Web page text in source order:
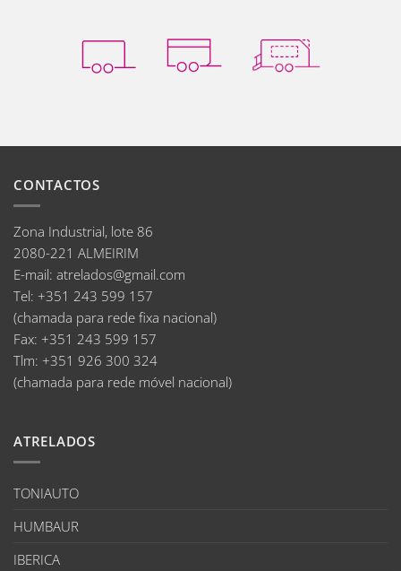
CONTACTOS
Zona Industrial, lote 86
2080-221 ALMEIRIM
E-mail: atrelados@gmail.com
Tel: +351 243 599 157
(chamada para rede fixa nacional)
Fax: +351 243 599 157
Tlm: +351 926 300 324
(chamada para rede móvel nacional)
ATRELADOS
TONIAUTO
HUMBAUR
IBERICA